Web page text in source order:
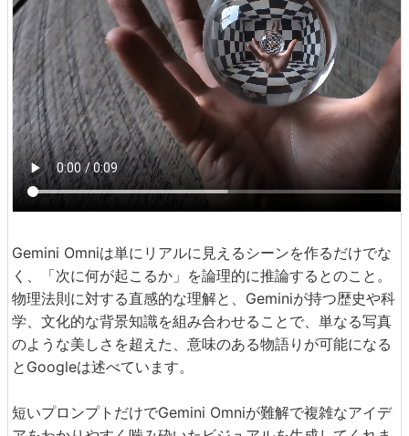
Gemini Omniは単にリアルに見えるシーンを作るだけでな
く、「次に何が起こるか」を論理的に推論するとのこと。
物理法則に対する直感的な理解と、Geminiが持つ歴史や科
学、文化的な背景知識を組み合わせることで、単なる写真
のような美しさを超えた、意味のある物語りが可能になる
とGoogleは述べています。
短いプロンプトだけでGemini Omniが難解で複雑なアイデ